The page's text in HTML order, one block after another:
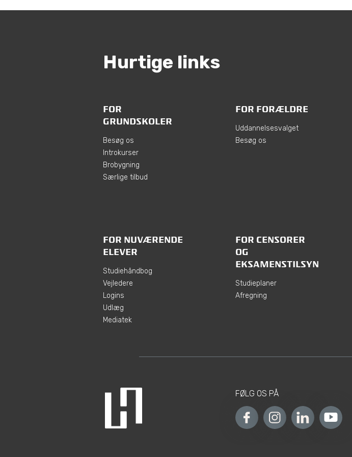
Hurtige links
FOR
GRUNDSKOLER
Besøg os
Introkurser
Brobygning
Særlige tilbud
FOR FORÆLDRE
Uddannelsesvalget
Besøg os
FOR NUVÆRENDE
ELEVER
Studiehåndbog
Vejledere
Logins
Udlæg
Mediatek
FOR CENSORER
OG
EKSAMENSTILSYN
Studieplaner
Afregning
FØLG OS PÅ